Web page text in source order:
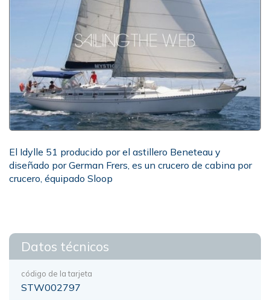
El Idylle 51 producido por el astillero Beneteau y
diseñado por German Frers, es un crucero de cabina por
crucero, équipado Sloop
Datos técnicos
código de la tarjeta
STW002797